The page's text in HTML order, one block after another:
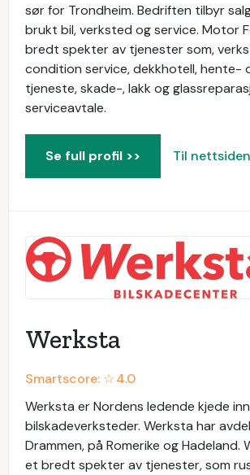
sør for Trondheim. Bedriften tilbyr
brukt bil, verksted og service. Motor
bredt spekter av tjenester som,
condition service, dekkhotell, hente-
tjeneste, skade-, lakk og
serviceavtale.
Se full profil >> Til
Werksta
Smartscore: ☆4.0
Werksta er Nordens ledende kjede
bilskadeverksteder. Werksta har
Drammen, på Romerike og Hadeland.
et bredt spekter av tjenester, som